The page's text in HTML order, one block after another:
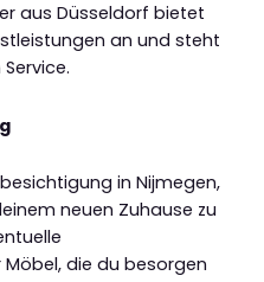
aus Düsseldorf bietet
an und steht
in Nijmegen,
neuen Zuhause zu
die du besorgen